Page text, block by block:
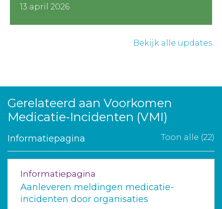
13 april 2026
Bekijk alle updates
Gerelateerd aan Voorkomen
Medicatie-Incidenten (VMI)
Informatiepagina Toon alle (22)
Informatiepagina
Aanleveren meldingen medicatie-
incidenten door organisaties